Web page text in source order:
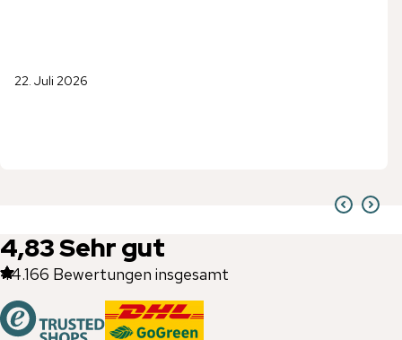
22. Juli 2026
4,83Sehr gut
44.166 Bewertungen insgesamt